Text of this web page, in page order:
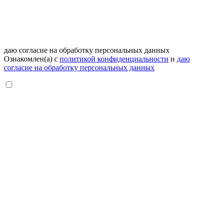
даю согласие на обработку персональных данных
Ознакомлен(а) с политикой конфиденциальности и даю
согласие на обработку персональных данных